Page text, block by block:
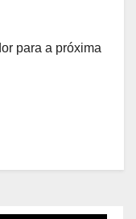
para a próxima